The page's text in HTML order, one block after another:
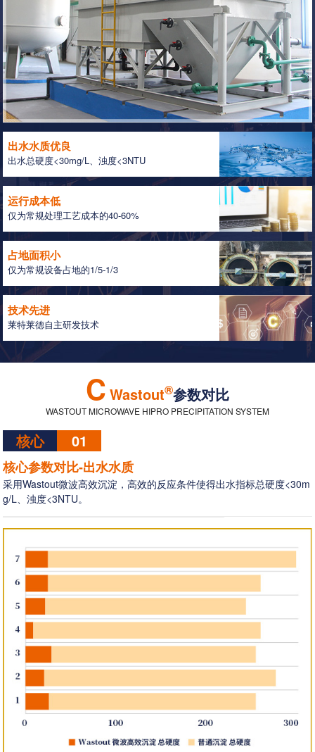
出水水质优良
出水总硬度<30mg/L、浊度<3NTU
运行成本低
仅为常规处理工艺成本的40-60%
占地面积小
仅为常规设备占地的1/5-1/3
技术先进
莱特莱德自主研发技术
C Wastout®参数对比
WASTOUT MICROWAVE HIPRO PRECIPITATION SYSTEM
核心 01
核心参数对比-出水水质
采用Wastout微波高效沉淀，高效的反应条件使得出水指标总硬度<30m
g/L、浊度<3NTU。